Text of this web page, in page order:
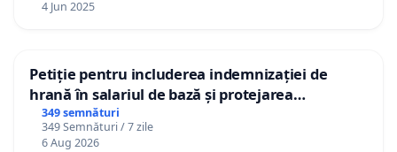
4 Jun 2025
Petiție pentru includerea indemnizației de
hrană în salariul de bază și protejarea
gradațiilor de vechime pentru asistenții
personali
349 semnături
349 Semnături / 7 zile
6 Aug 2026